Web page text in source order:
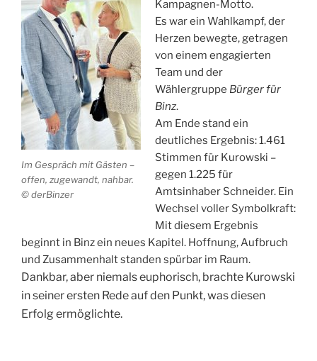
Im Gespräch mit Gästen –
offen, zugewandt, nahbar.
© derBinzer
Kampagnen-Motto.
Es war ein Wahlkampf, der
Herzen bewegte, getragen
von einem engagierten
Team und der
Wählergruppe Bürger für
Binz.
Am Ende stand ein
deutliches Ergebnis: 1.461
Stimmen für Kurowski –
gegen 1.225 für
Amtsinhaber Schneider. Ein
Wechsel voller Symbolkraft:
Mit diesem Ergebnis
beginnt in Binz ein neues Kapitel. Hoffnung, Aufbruch
und Zusammenhalt standen spürbar im Raum.
Dankbar, aber niemals euphorisch, brachte Kurowski
in seiner ersten Rede auf den Punkt, was diesen
Erfolg ermöglichte.